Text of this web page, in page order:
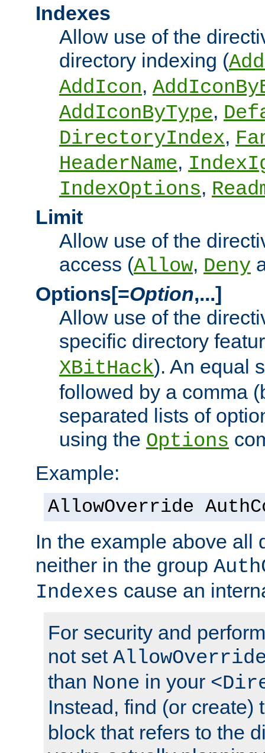
Indexes
Allow use of the
directory indexing (
AddIcon,
AddIconByType,
DirectoryIndex,
HeaderName,
IndexOptions,
Limit
Allow use of the
access (Allow, Deny
Options[=Option,...]
Allow use of the
specific directory
XBitHack). An equal
followed by a comma
separated lists of
using the Options
Example:
AllowOverride
In the example above all
neither in the group
Indexes cause an
For security and
not set
than None in your
Instead, find (or create)
block that refers to the